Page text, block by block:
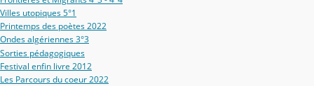
Villes utopiques 5°1
Printemps des poètes 2022
Ondes algériennes 3°3
Sorties pédagogiques
Festival enfin livre 2012
Les Parcours du coeur 2022